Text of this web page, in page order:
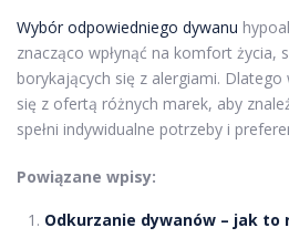
Wybór odpowiedniego dywanu
znacząco wpłynąć na komfort życia,
borykających się z alergiami. Dlatego
się z ofertą różnych marek, aby
spełni indywidualne potrzeby i
Powiązane wpisy:
Odkurzanie dywanów – jak to